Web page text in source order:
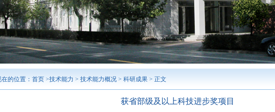
项目公示
行业分析
工程总承包
合同能源管理服务
工程监理
节能环保技术
城市服务
勘测及岩土工程
智能制造
案例展示
的位置： 首页 >技术能力 > 技术能力概况 > 科研成果 > 正文
获省部级及以上科技进步奖项目